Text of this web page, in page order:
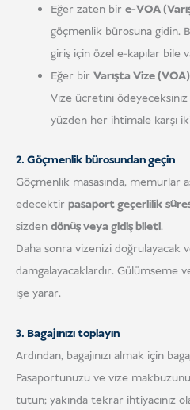
Eğer zaten bir e-VOA
göçmenlik bürosuna gidin.
giriş için özel e-kapılar bile
Eğer bir Varışta Vize (VOA)
Vize ücretini ödeyeceksiniz
yüzden her ihtimale karşı
2. Göçmenlik bürosundan geçin
Göçmenlik masasında, memurlar
edecektir pasaport geçerlilik
sizden dönüş veya gidiş bileti.
Daha sonra vizenizi doğrulayacak
damgalayacaklardır. Gülümseme
işe yarar.
3. Bagajınızı toplayın
Ardından, bagajınızı almak için
Pasaportunuzu ve vize
tutun; yakında tekrar ihtiyacınız